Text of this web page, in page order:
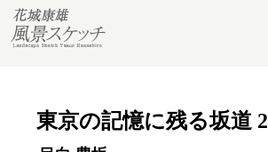
東京の記憶に残る坂道 2